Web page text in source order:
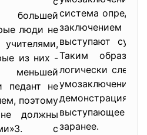
люди не
из них -
меньшей
педант не
поэтому
должны
с
система
заключением
выступают
Таким образом,
логически
умозаключений.
демонстрация,
выступающее
заранее.